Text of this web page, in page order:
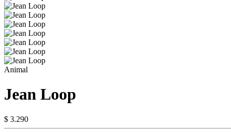
Animal
Jean Loop
$ 3.290